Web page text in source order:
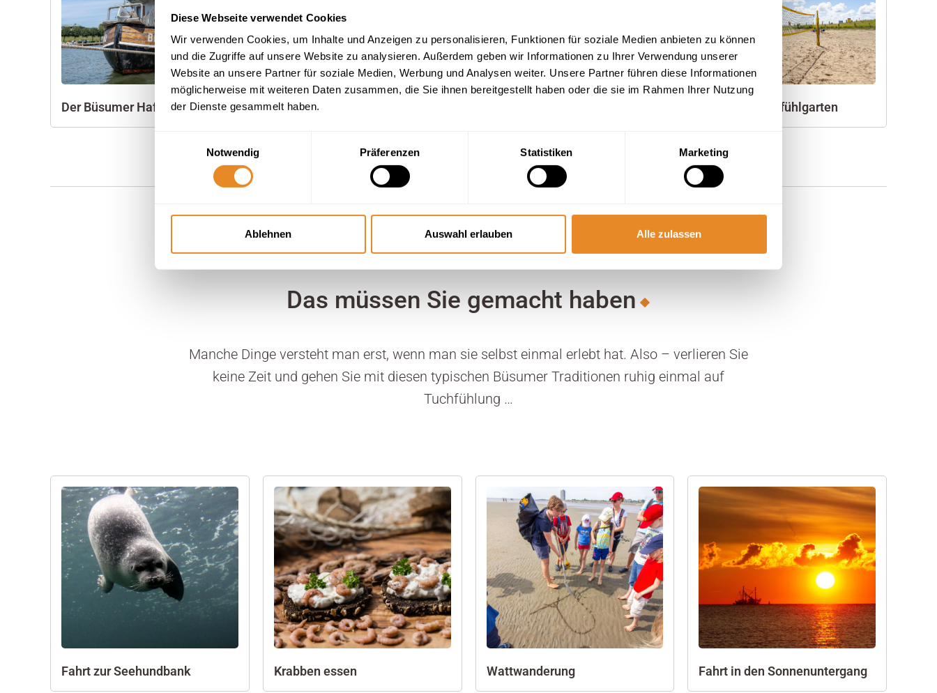
Diese Webseite verwendet Cookies
Wir verwenden Cookies, um Inhalte und Anzeigen zu personalisieren, Funktionen für soziale Medien anbieten zu können
und die Zugriffe auf unsere Website zu analysieren. Außerdem geben wir Informationen zu Ihrer Verwendung unserer
Website an unsere Partner für soziale Medien, Werbung und Analysen weiter. Unsere Partner führen diese Informationen
möglicherweise mit weiteren Daten zusammen, die Sie ihnen bereitgestellt haben oder die sie im Rahmen Ihrer Nutzung
der Dienste gesammelt haben.
Notwendig
Präferenzen Statistiken Marketing
Ablehnen Auswahl erlauben Alle zulassen
Der Büsumer Hafen Strand Büsumer Wohlfühlgarten
Aktivitäten
Das müssen Sie gemacht haben
Manche Dinge versteht man erst, wenn man sie selbst einmal erlebt hat. Also – verlieren Sie
keine Zeit und gehen Sie mit diesen typischen Büsumer Traditionen ruhig einmal auf
Tuchfühlung …
Fahrt zur Seehundbank Krabben essen Wattwanderung Fahrt in den Sonnenuntergang